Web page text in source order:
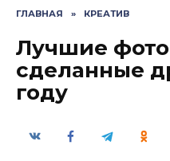
ГЛАВНАЯ » КРЕАТИВ
Лучшие
сделанные
году